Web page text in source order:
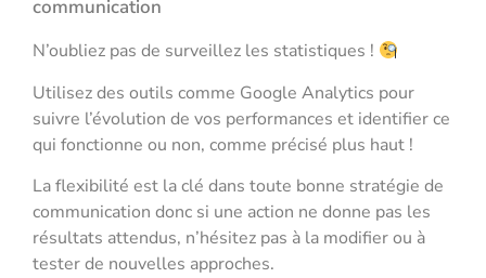
communication
N’oubliez pas de surveillez les statistiques !
Utilisez des outils comme Google Analytics pour
suivre l’évolution de vos performances et identifier ce
qui fonctionne ou non, comme précisé plus haut !
La flexibilité est la clé dans toute bonne stratégie de
communication donc si une action ne donne pas les
résultats attendus, n’hésitez pas à la modifier ou à
tester de nouvelles approches.